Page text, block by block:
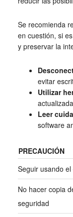
Se recomienda
en cuestión, si
y preservar la
evitar
Utilizar
Leer
software
PRECAUCIÓN
Seguir usando el
No hacer copia
seguridad